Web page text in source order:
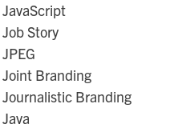
JavaScript
Job Story
JPEG
Joint Branding
Journalistic Branding
Java